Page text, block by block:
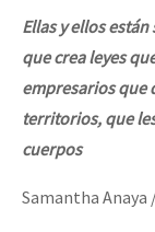
Ellas y ellos
que crea leyes
empresarios que
territorios, que
cuerpos
Samantha Anaya